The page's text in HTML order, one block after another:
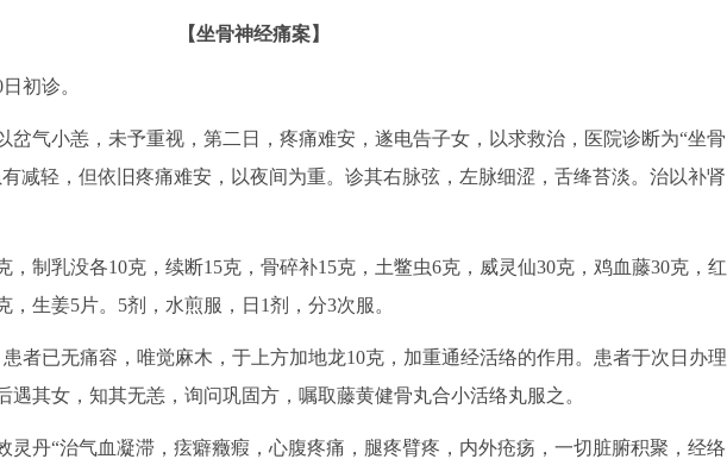
【坐骨神经痛案】
初诊。
气小恙，未予重视，第二日，疼痛难安，遂电告子女，以求救治，医院诊断为“坐骨
减轻，但依旧疼痛难安，以夜间为重。诊其右脉弦，左脉细涩，舌绛苔淡。治以补肾
制乳没各10克，续断15克，骨碎补15克，土鳖虫6克，威灵仙30克，鸡血藤30克，红
，生姜5片。5剂，水煎服，日1剂，分3次服。
者已无痛容，唯觉麻木，于上方加地龙10克，加重通经活络的作用。患者于次日办理
遇其女，知其无恙，询问巩固方，嘱取藤黄健骨丸合小活络丸服之。
丹“治气血凝滞，痃癖癥瘕，心腹疼痛，腿疼臂疼，内外疮疡，一切脏腑积聚，经络